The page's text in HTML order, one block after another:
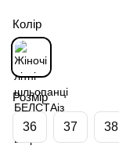
Колір
Розмір
36 37 38